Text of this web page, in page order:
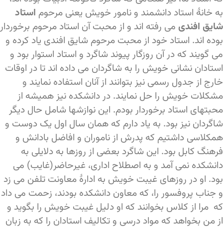
به خانۀ استاد دانشمند و نامور خویش یعنی مرحوم استاد
شایق افندی می رفته اند و از محبت آن استاد مرحوم برخوردار
بوده اند. استاد خود از محبت مرحوم شایق افندی یاد کرده و
می گویند که در آن روزگار پیوند شاگرد و استاد استوار بود و
استادان نشانی خویش را به شاگردان می داده اند تا در اوقات
خارج از جدول رسمی نیز بتوانند از آنان استفاده نمایند و
مشکلات خویش را حل نمایند. در دانشکده نیز همیشه از
محبتهای استاد برخوردار بودم. این نوازشها شامل حال دیگر
شاگردان نیز بود. به یاد دارم که همان سال اول یک دوست و
همکلاسی داشتیم که پدرش از ناموران و افاضل بادانش و
فرهنگ کابل بود. این شاگرد بعضی از روزها به دلایلی به
دانشکده نمی آمد و به اصطلاح اداری، غیرحاضر(غایب) می
بود. او در روزهای غیبت خویش به ادارۀ معاونت تلفن می زد
و جناب پروفسور را، که معاون دانشکده بودند، زحمت می داد
که مرا از کلاس بخوانند که او دلیل غیبت خویش را بگوید و
از من بخواهد که مواد درسی و تکالیف استادان را که به زبان